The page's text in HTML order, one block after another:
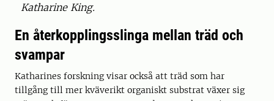
Katharine King.
En återkopplingsslinga mellan träd och
svampar
Katharines forskning visar också att träd som har
tillgång till mer kväverikt organiskt substrat växer sig